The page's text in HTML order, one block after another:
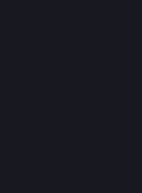
xenofobe non
governi o
loro risultato più
a imporre il
spazio
democratico
migratoria”, di
e di “contrasto
delle idee è